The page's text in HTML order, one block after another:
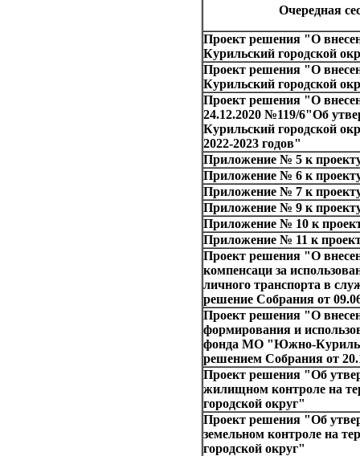
Очередная
Проект решения "О
Курильский городской
Проект решения "О
Курильский городской
Проект решения "О
24.12.2020 №119/6"Об
Курильский городской
2022-2023 годов"
Приложение № 5 к
Приложение № 6 к
Приложение № 7 к
Приложение № 9 к
Приложение № 10 к
Приложение № 11 к
Проект решения "О
компенсаци за
личного транспорта в
решение Собрания от
Проект решения "О
формирования и
фонда МО "Южно-
решением Собрания от
Проект решения "Об
жилищном контроле на
городской округ"
Проект решения "Об
земельном контроле на
городской округ"